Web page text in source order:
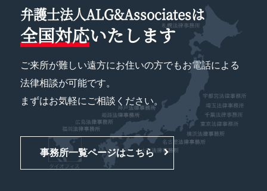
弁護士法人ALG&Associatesは
全国対応いたします
ご来所が難しい遠方にお住いの方でもお電話による
法律相談が可能です。
まずはお気軽にご相談ください。
事務所一覧ページはこちら